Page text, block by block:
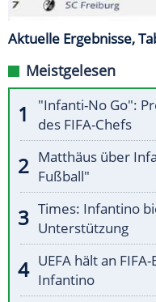
Aktuelle Ergebnisse,
Meistgelesen
"Infanti-No Go":
des FIFA-Chefs
Matthäus über
Fußball"
Times: Infantino
Unterstützung
UEFA hält an
Infantino